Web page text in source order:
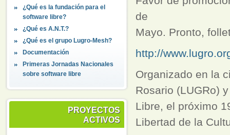
¿Qué es la fundación para el
software libre?
¿Qué es A.N.T.?
¿Qué es el grupo Lugro-Mesh?
Documentación
Primeras Jornadas Nacionales
sobre software libre
PROYECTOS
ACTIVOS
de
Mayo. Pronto,
http://
Organizado en la
Rosario (LUGRo)
Libre, el próximo
Libertad de la